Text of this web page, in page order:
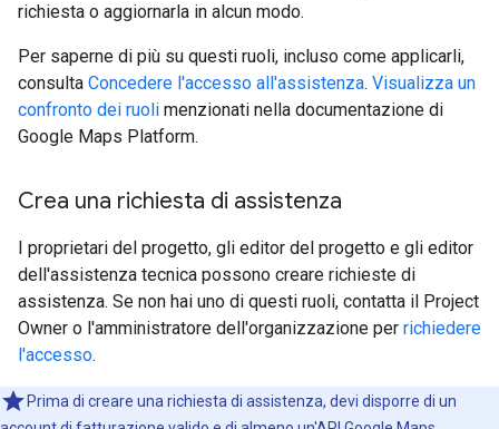
richiesta o aggiornarla in alcun modo.
Per saperne di più su questi ruoli, incluso come applicarli,
consulta Concedere l'accesso all'assistenza. Visualizza un
confronto dei ruoli menzionati nella documentazione di
Google Maps Platform.
Crea una richiesta di assistenza
I proprietari del progetto, gli editor del progetto e gli editor
dell'assistenza tecnica possono creare richieste di
assistenza. Se non hai uno di questi ruoli, contatta il Project
Owner o l'amministratore dell'organizzazione per richiedere
l'accesso.
Prima di creare una richiesta di assistenza, devi disporre di un